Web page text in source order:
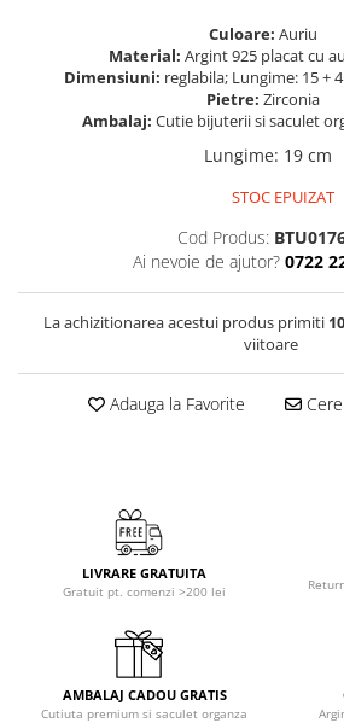
Culoare: Auriu
Material: Argint 925 placat cu
Dimensiuni: reglabila; Lungime: 15 +
Pietre: Zirconia
Ambalaj: Cutie bijuterii si saculet
Lungime: 19 cm
STOC EPUIZAT
Cod Produs:
Ai nevoie de ajutor? 0722
La achizitionarea acestui produs primiti 10
viitoare
Adauga la Favorite Cere
LIVRARE GRATUITA
Gratuit pt. comenzi >200 lei
AMBALAJ CADOU GRATIS
Cutiuta premium si saculet organza